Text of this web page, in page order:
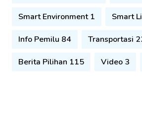
Smart Environment 1 Smart
Info Pemilu 84 Transportasi
Berita Pilihan 115 Video 3